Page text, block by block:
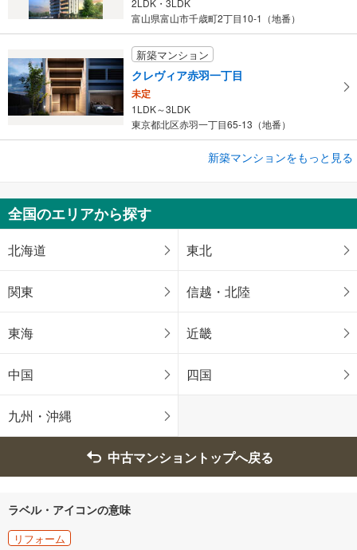
2LDK・3LDK
富山県富山市千歳町2丁目10-1（地番）
新築マンション
クレヴィア赤羽一丁目
未定
1LDK～3LDK
東京都北区赤羽一丁目65-13（地番）
新築マンション
未定
1LDK～3LDK
東京都渋谷区千駄ヶ谷五丁目23-46他（地番）
新築マンションをもっと見る
全国のエリアから探す
北海道 東北
関東 信越・北陸
東海 近畿
中国 四国
九州・沖縄
中古マンショントップへ戻る
ラベル・アイコンの意味
リフォーム